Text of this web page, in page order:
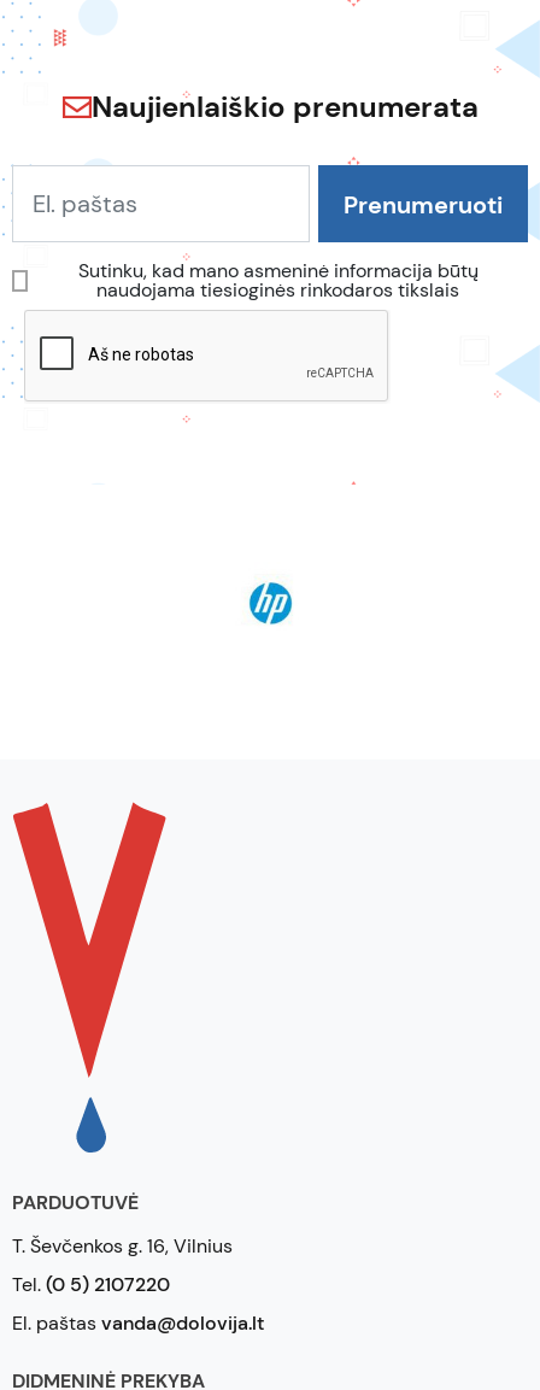
Naujienlaiškio prenumerata
Sutinku, kad mano asmeninė informacija būtų
naudojama tiesioginės rinkodaros tikslais
PARDUOTUVĖ
T. Ševčenkos g. 16, Vilnius
Tel.(0 5) 2107220
El. paštasvanda@dolovija.lt
DIDMENINĖ PREKYBA